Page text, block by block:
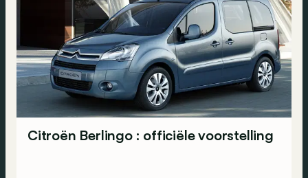
Citroën Berlingo : officiële voorstelling